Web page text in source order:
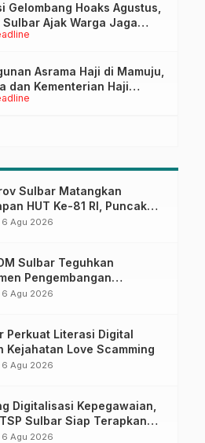
Gelombang Hoaks Agustus,
Sulbar Ajak Warga Jaga
Asrama Haji di Mamuju,
dan Kementerian Haji
Lokasi
Sulbar Matangkan
HUT Ke-81 RI, Puncak
di Lapangan Ahmad
6 Agu 2026
Sulbar Teguhkan
Pengembangan
ASN melalui
6 Agu 2026
Perkuat Literasi Digital
Kejahatan Love Scamming
6 Agu 2026
Digitalisasi Kepegawaian,
Sulbar Siap Terapkan
FLEKSI ASN
6 Agu 2026